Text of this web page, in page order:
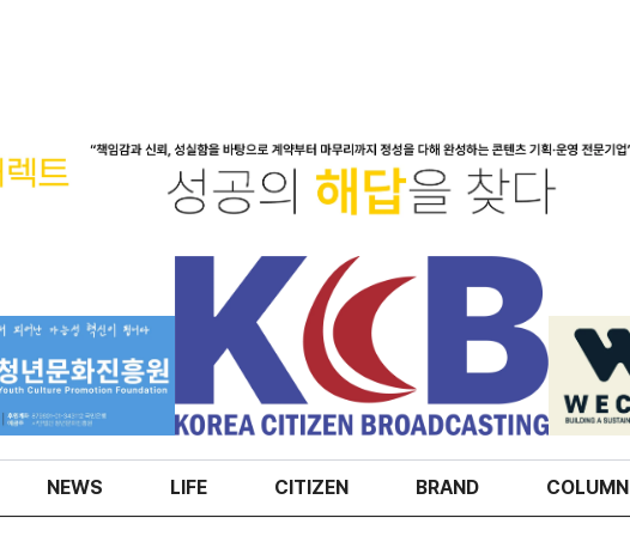
NEWS LIFE CITIZEN BRAND COLUMN